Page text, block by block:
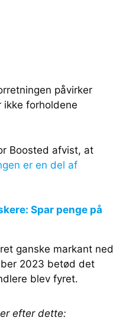
påvirker
ikke forholdene
Boosted afvist, at
er en del af
Spar penge på
ganske markant ned
2023 betød det
blev fyret.
efter dette: